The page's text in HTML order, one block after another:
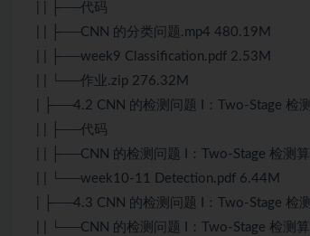
| | ├──代码
| | ├──CNN 的分类问题.mp4 480.19M
| | ├──week9 Classification.pdf 2.53M
| | └──作业.zip 276.32M
| ├──4.2 CNN 的检测问题 I：Two-Stage 检测
| | ├──代码
| | ├──CNN 的检测问题 I：Two-Stage 检测
| | └──week10-11 Detection.pdf 6.44M
| ├──4.3 CNN 的检测问题 I：Two-Stage 检
| | └──CNN 的检测问题 I：Two-Stage 检测